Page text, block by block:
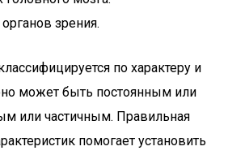
зрения.
по характеру и
может быть постоянным или
или частичным. Правильная
помогает установить